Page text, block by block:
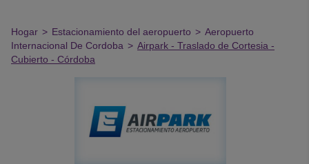
Hogar > Estacionamiento del aeropuerto > Aeropuerto
Internacional De Cordoba > Airpark - Traslado de Cortesia -
Cubierto - Córdoba